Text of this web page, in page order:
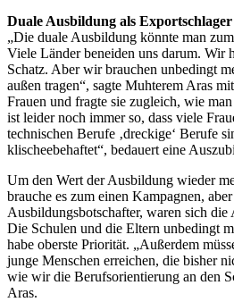
Duale Ausbildung als Exportschlager
„Die duale Ausbildung könnte man
Viele Länder beneiden uns darum. Wir
Schatz. Aber wir brauchen unbedingt
außen tragen“, sagte Muhterem Aras
Frauen und fragte sie zugleich, wie
ist leider noch immer so, dass viele
technischen Berufe ‚dreckige‘ Berufe
klischeebehaftet“, bedauert eine
Um den Wert der Ausbildung wieder
brauche es zum einen Kampagnen,
Ausbildungsbotschafter, waren sich
Die Schulen und die Eltern unbedingt
habe oberste Priorität. „Außerdem
junge Menschen erreichen, die bisher
wie wir die Berufsorientierung an den
Aras.